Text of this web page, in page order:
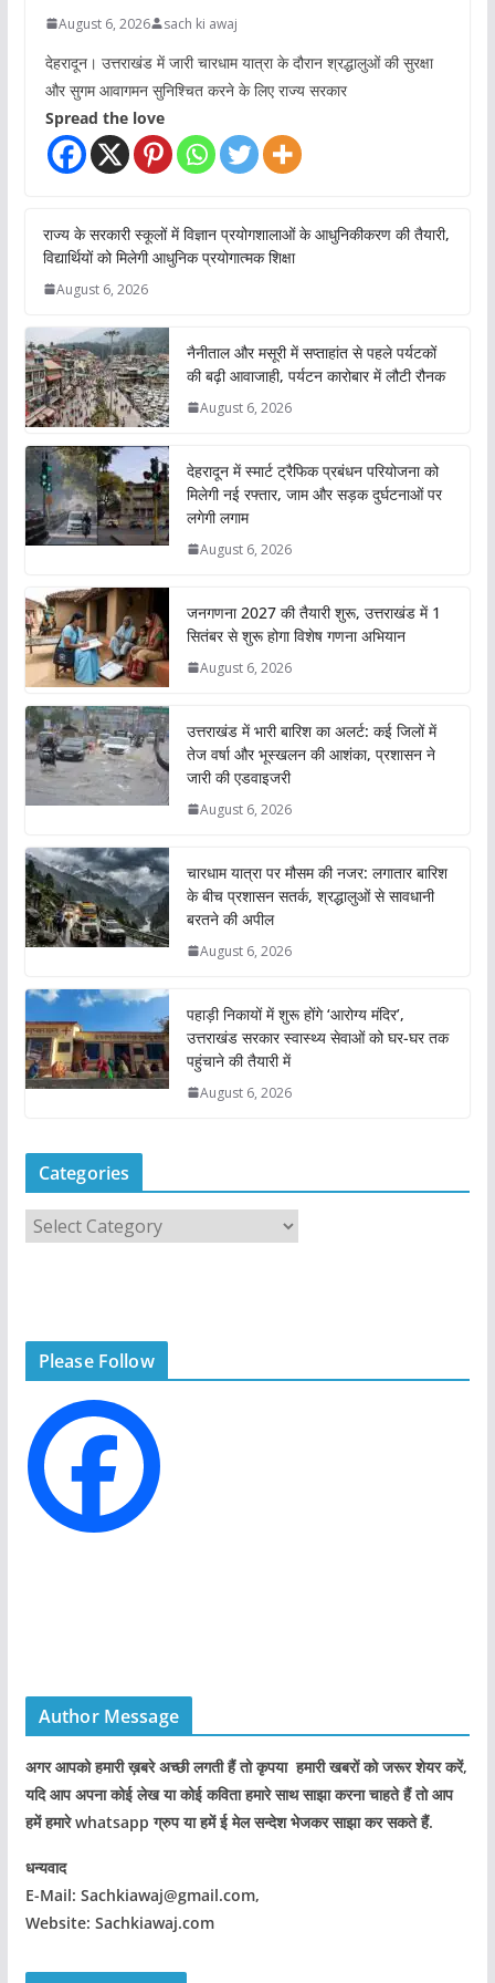
August 6, 2026 sach ki awaj
देहरादून। उत्तराखंड में जारी चारधाम यात्रा के दौरान श्रद्धालुओं की सुरक्षा
और सुगम आवागमन सुनिश्चित करने के लिए राज्य सरकार
Spread the love
राज्य के सरकारी स्कूलों में विज्ञान प्रयोगशालाओं के आधुनिकीकरण की तैयारी,
विद्यार्थियों को मिलेगी आधुनिक प्रयोगात्मक शिक्षा
August 6, 2026
नैनीताल और मसूरी में सप्ताहांत से पहले पर्यटकों
की बढ़ी आवाजाही, पर्यटन कारोबार में लौटी रौनक
August 6, 2026
देहरादून में स्मार्ट ट्रैफिक प्रबंधन परियोजना को
मिलेगी नई रफ्तार, जाम और सड़क दुर्घटनाओं पर
लगेगी लगाम
August 6, 2026
जनगणना 2027 की तैयारी शुरू, उत्तराखंड में 1
सितंबर से शुरू होगा विशेष गणना अभियान
August 6, 2026
उत्तराखंड में भारी बारिश का अलर्ट: कई जिलों में
तेज वर्षा और भूस्खलन की आशंका, प्रशासन ने
जारी की एडवाइजरी
August 6, 2026
चारधाम यात्रा पर मौसम की नजर: लगातार बारिश
के बीच प्रशासन सतर्क, श्रद्धालुओं से सावधानी
बरतने की अपील
August 6, 2026
पहाड़ी निकायों में शुरू होंगे ‘आरोग्य मंदिर’,
उत्तराखंड सरकार स्वास्थ्य सेवाओं को घर-घर तक
पहुंचाने की तैयारी में
August 6, 2026
Categories
a
r
e
s
Please Follow
Author Message
अगर आपको हमारी ख़बरे अच्छी लगती हैं तो कृपया हमारी खबरों को जरूर शेयर करें,
यदि आप अपना कोई लेख या कोई कविता हमारे साथ साझा करना चाहते हैं तो आप
हमें हमारे whatsapp ग्रुप या हमें ई मेल सन्देश भेजकर साझा कर सकते हैं.
धन्यवाद
E-Mail: Sachkiawaj@gmail.com,
Website: Sachkiawaj.com